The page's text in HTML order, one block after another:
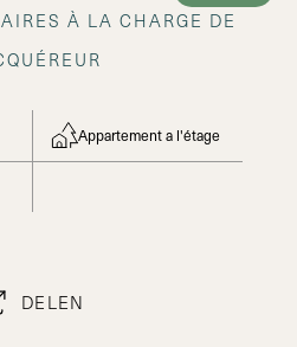
À LA CHARGE DE
Appartement a l'étage
DELEN